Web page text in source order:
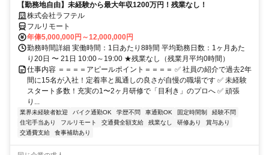
【勤務地自由】未経験から最大年収1200万円！残業なし！
株式会社ラフテル
フルリモート
年俸5,000,000円～12,000,000円
勤務時間詳細 実働時間：1日あたり8時間 平均勤務日数：1ヶ月あた
り20日 〜 21日 10:00～19:00 ★残業なし（残業月平均0時間）
仕事内容 ＝＝＝＝アピールポイント＝＝＝＝ ✅ 社員の紹介で過去2年
間に15名が入社！定着率と風通しの良さが自慢の職場です ✅ 未経験
スタート多数！充実の1〜2ヶ月研修で「目利き」のプロへ ✅ 頑張
り...
業界未経験者歓迎 バイク通勤OK 学歴不問 車通勤OK 固定時間制
経験不問
住宅手当あり
フルリモート 交通費全額支給 残業なし 研修あり
賞与あり
交通費支給
食事補助あり